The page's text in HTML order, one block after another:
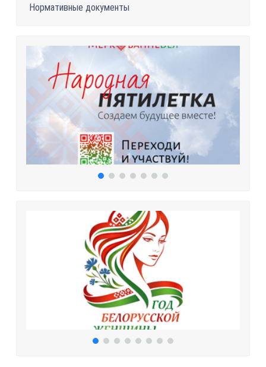
Нормативные документы